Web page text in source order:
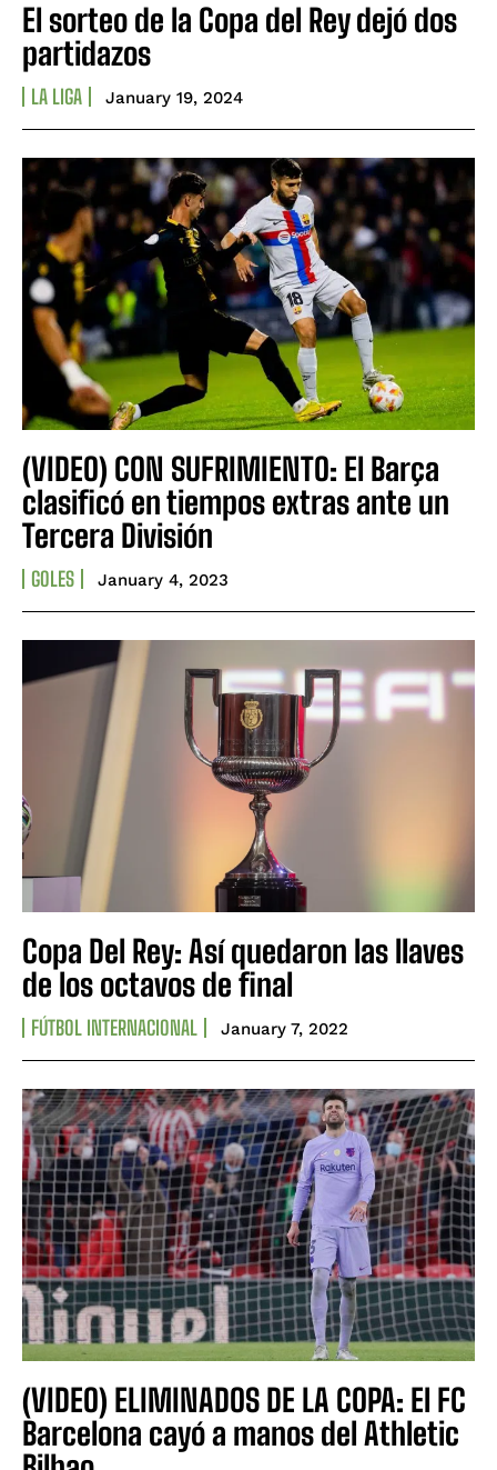
El sorteo de la Copa del Rey dejó dos
partidazos
LA LIGA January 19, 2024
(VIDEO) CON SUFRIMIENTO: El Barça
clasificó en tiempos extras ante un
Tercera División
GOLES January 4, 2023
Copa Del Rey: Así quedaron las llaves
de los octavos de final
FÚTBOL INTERNACIONAL January 7, 2022
(VIDEO) ELIMINADOS DE LA COPA: El FC
Barcelona cayó a manos del Athletic